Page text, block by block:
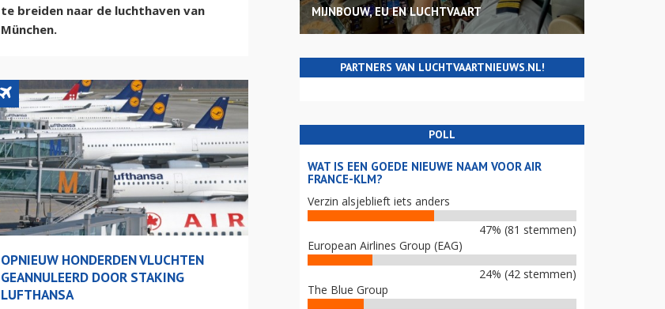
te breiden naar de luchthaven van
München.
OPNIEUW HONDERDEN VLUCHTEN
GEANNULEERD DOOR STAKING
LUFTHANSA
MIJNBOUW, EU EN LUCHTVAART
PARTNERS VAN LUCHTVAARTNIEUWS.NL!
POLL
WAT IS EEN GOEDE NIEUWE NAAM VOOR AIR
FRANCE-KLM?
Verzin alsjeblieft iets anders
47% (81 stemmen)
European Airlines Group (EAG)
24% (42 stemmen)
The Blue Group